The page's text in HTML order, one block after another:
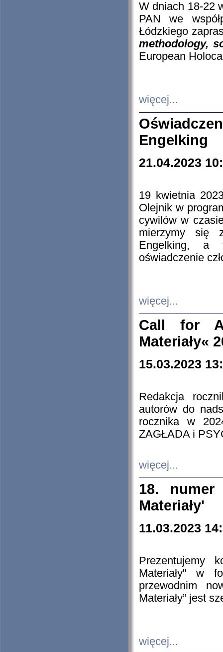
W dniach 18-22
PAN we
Łódzkiego
methodology,
European
więcej...
Engelking
21.04.2023
19 kwietnia
Olejnik w
cywilów w
mierzymy się
Engelking, a
oświadczenie
więcej...
Call for
Materiały«
15.03.2023
Redakcja
autorów do
rocznika w
ZAGŁADA i
więcej...
18. numer
Materiały'
11.03.2023
Prezentujemy
Materiały" w
przewodnim
Materiały” jest
więcej...